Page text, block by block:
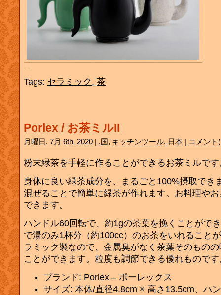
Tags: セラミック , 茶
Porlex / お茶ミルII
月曜日, 7月 6th, 2020 | .国, キッチンツール, 日本 | コメント
粉末緑茶を手軽に作ることができるお茶ミルです
身体に良い緑茶成分を、まるごと100%摂取でき
混ぜることで簡単に緑茶が作れます。お料理や
できます。
ハンドル60回転で、約1gの茶葉を挽くことがで
で湯のみ1杯分（約100cc）のお茶をいれること
ラミック製なので、金属臭がなく茶葉そのもの
ことができます。粒度も調節できる優れものです
ブランド: Porlex – ポーレックス
サイズ: 本体/直径4.8cm × 高さ13.5cm、ハ